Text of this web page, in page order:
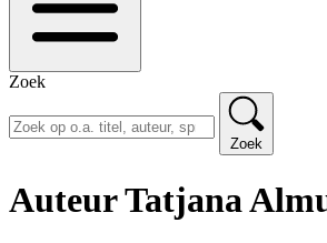
Zoek
Zoek
Auteur Tatjana